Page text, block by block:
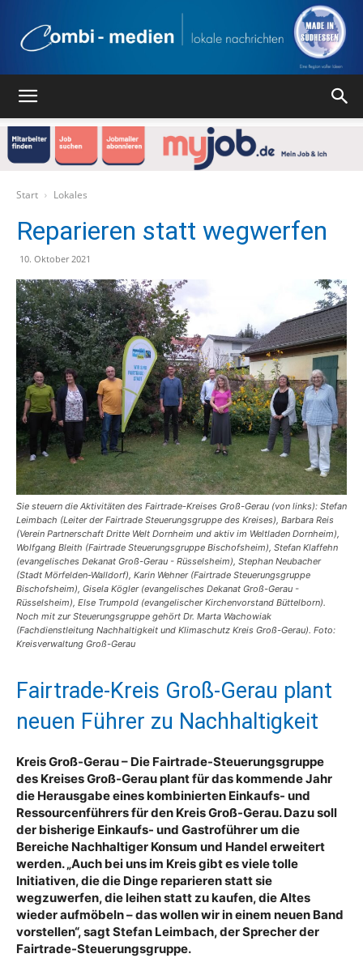
Start Lokales
Reparieren statt wegwerfen
10. Oktober 2021
Sie steuern die Aktivitäten des Fairtrade-Kreises Groß-Gerau (von links): Stefan
Leimbach (Leiter der Fairtrade Steuerungsgruppe des Kreises), Barbara Reis
(Verein Partnerschaft Dritte Welt Dornheim und aktiv im Weltladen Dornheim),
Wolfgang Bleith (Fairtrade Steuerungsgruppe Bischofsheim), Stefan Klaffehn
(evangelisches Dekanat Groß-Gerau - Rüsselsheim), Stephan Neubacher
(Stadt Mörfelden-Walldorf), Karin Wehner (Fairtrade Steuerungsgruppe
Bischofsheim), Gisela Kögler (evangelisches Dekanat Groß-Gerau -
Rüsselsheim), Else Trumpold (evangelischer Kirchenvorstand Büttelborn).
Noch mit zur Steuerungsgruppe gehört Dr. Marta Wachowiak
(Fachdienstleitung Nachhaltigkeit und Klimaschutz Kreis Groß-Gerau). Foto:
Kreisverwaltung Groß-Gerau
Fairtrade-Kreis Groß-Gerau plant
neuen Führer zu Nachhaltigkeit
Kreis Groß-Gerau – Die Fairtrade-Steuerungsgruppe
des Kreises Groß-Gerau plant für das kommende Jahr
die Herausgabe eines kombinierten Einkaufs- und
Ressourcenführers für den Kreis Groß-Gerau. Dazu soll
der bisherige Einkaufs- und Gastroführer um die
Bereiche Nachhaltiger Konsum und Handel erweitert
werden. „Auch bei uns im Kreis gibt es viele tolle
Initiativen, die die Dinge reparieren statt sie
wegzuwerfen, die leihen statt zu kaufen, die Altes
wieder aufmöbeln – das wollen wir in einem neuen Band
vorstellen“, sagt Stefan Leimbach, der Sprecher der
Fairtrade-Steuerungsgruppe.